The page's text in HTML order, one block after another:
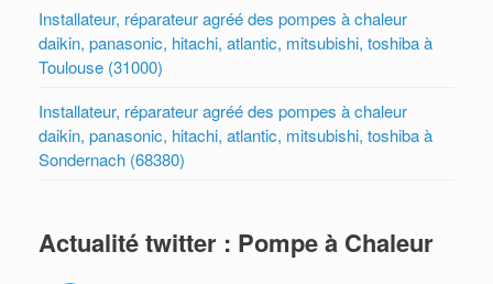
Installateur, réparateur agréé des pompes à chaleur
daikin, panasonic, hitachi, atlantic, mitsubishi, toshiba à
Toulouse (31000)
Installateur, réparateur agréé des pompes à chaleur
daikin, panasonic, hitachi, atlantic, mitsubishi, toshiba à
Sondernach (68380)
Actualité twitter : Pompe à Chaleur